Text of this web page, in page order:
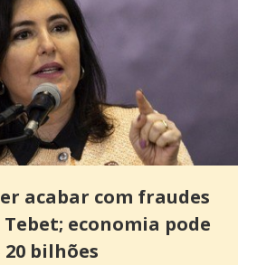
acabar com fraudes
Tebet; economia pode
20 bilhões